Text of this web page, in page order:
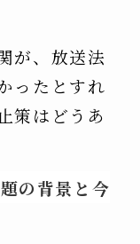
が、放送法
ったとすれ
策はどうあ
の背景と今